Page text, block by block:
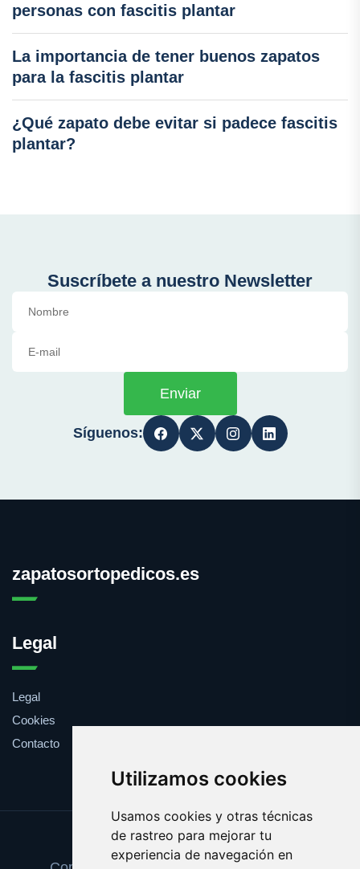
Utilizamos cookies
Usamos cookies y otras técnicas
de rastreo para mejorar tu
experiencia de navegación en
personas con fascitis plantar
La importancia de tener buenos zapatos
para la fascitis plantar
¿Qué zapato debe evitar si padece fascitis
plantar?
Suscríbete a nuestro Newsletter
Enviar
Síguenos:
zapatosortopedicos.es
Legal
Legal
Cookies
Contacto
Update cookies preferences